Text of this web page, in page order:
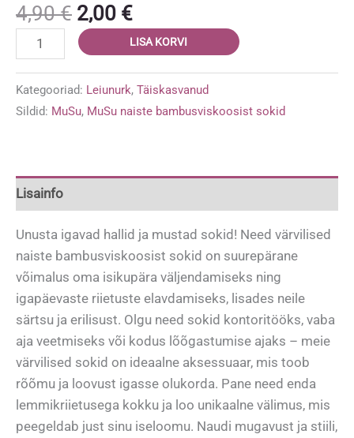
4,90€ Algne
hind
oli:
4,90 €.
2,00 €Praegune
hind
on:
2,00 €.
Naiste
bambusviskoosist
'Valge
40
kogus
LISA KORVI
Kategooriad: Leiunurk, Täiskasvanud
Sildid: MuSu, MuSu naiste bambusviskoosist sokid
Lisainfo
Unusta igavad hallid ja mustad sokid! Need värvilised
naiste bambusviskoosist sokid on suurepärane
võimalus oma isikupära väljendamiseks ning
igapäevaste riietuste elavdamiseks, lisades neile
särtsu ja erilisust. Olgu need sokid kontoritööks, vaba
aja veetmiseks või kodus lõõgastumise ajaks – meie
värvilised sokid on ideaalne aksessuaar, mis toob
rõõmu ja loovust igasse olukorda. Pane need enda
lemmikriietusega kokku ja loo unikaalne välimus, mis
peegeldab just sinu iseloomu. Naudi mugavust ja stiili,